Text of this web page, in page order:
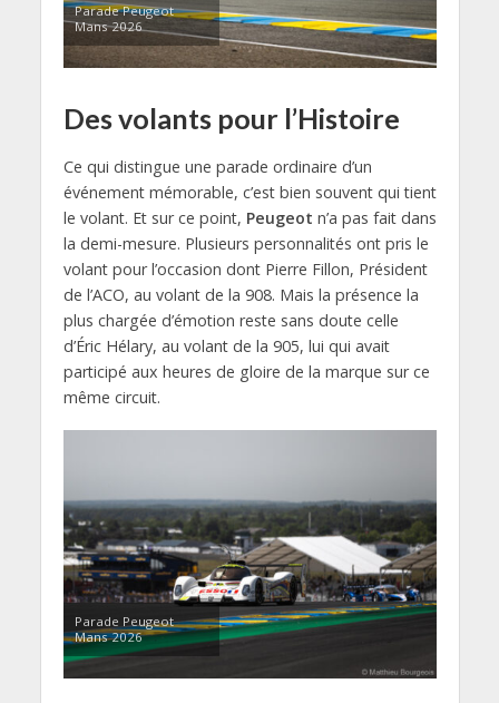
Parade Peugeot
Mans 2026
Des volants pour l’Histoire
Ce qui distingue une parade ordinaire d’un
événement mémorable, c’est bien souvent qui tient
le volant. Et sur ce point, Peugeot n’a pas fait dans
la demi-mesure. Plusieurs personnalités ont pris le
volant pour l’occasion dont Pierre Fillon, Président
de l’ACO, au volant de la 908. Mais la présence la
plus chargée d’émotion reste sans doute celle
d’Éric Hélary, au volant de la 905, lui qui avait
participé aux heures de gloire de la marque sur ce
même circuit.
Parade Peugeot
Mans 2026